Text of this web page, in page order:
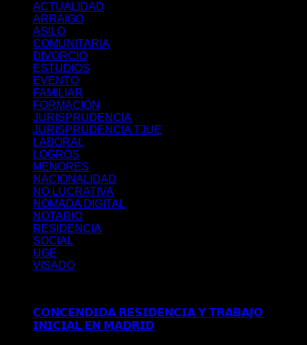
ACTUALIDAD
ARRAIGO
ASILO
COMUNITARIA
DIVORCIO
ESTUDIOS
EVENTO
FAMILIAR
FORMACIÓN
JURISPRUDENCIA
JURISPRUDENCIA TJUE
LABORAL
LOGROS
MENORES
NACIONALIDAD
NO LUCRATIVA
NÓMADA DIGITAL
NOTARIO
RESIDENCIA
SOCIAL
UGE
VISADO
𝗖𝗢𝗡𝗖𝗘𝗡𝗗𝗜𝗗𝗔 𝗥𝗘𝗦𝗜𝗗𝗘𝗡𝗖𝗜𝗔 𝗬 𝗧𝗥𝗔𝗕𝗔𝗝𝗢
𝗜𝗡𝗜𝗖𝗜𝗔𝗟 𝗘𝗡 𝗠𝗔𝗗𝗥𝗜𝗗